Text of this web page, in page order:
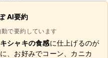
AI要約
で要約しています
シャキの食感に仕上げるのが
、お好みでコーン、カニカ